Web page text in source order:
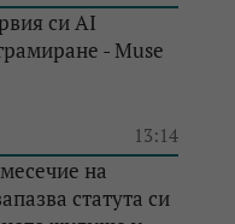
си AI
- Muse
13:14
на
статута си